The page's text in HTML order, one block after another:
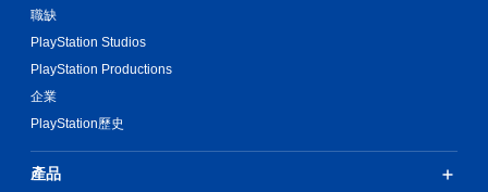
職缺
PlayStation Studios
PlayStation Productions
企業
PlayStation歷史
產品